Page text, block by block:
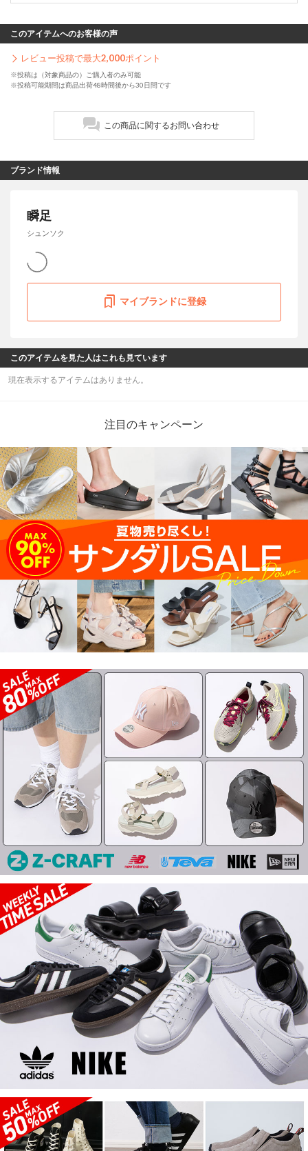
このアイテムへのお客様の声
レビュー投稿で最大2,000ポイント
※投稿は（対象商品の）ご購入者のみ可能
※投稿可能期間は商品出荷48時間後から30日間です
この商品に関するお問い合わせ
ブランド情報
瞬足
シュンソク
マイブランドに登録
このアイテムを見た人はこれも見ています
現在表示するアイテムはありません。
注目のキャンペーン